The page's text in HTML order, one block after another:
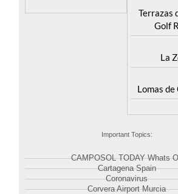
Terrazas
Golf
La
Lomas de
Important Topics:
CAMPOSOL TODAY Whats
Cartagena Spain
Coronavirus
Corvera Airport Murcia